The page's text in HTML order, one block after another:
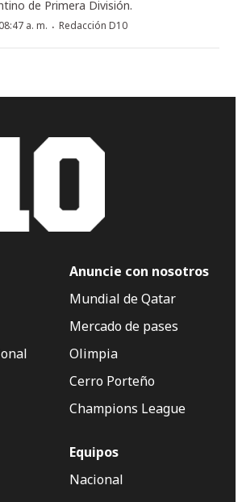
de Primera División.
a. m. · Redacción D10
Anuncie con nosotros
Mundial de Qatar
Mercado de pases
Olimpia
Cerro Porteño
Champions League
Equipos
Nacional